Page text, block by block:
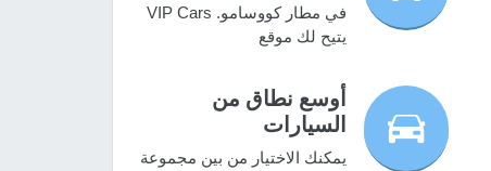
في مطار كووسامو. VIP Cars
يتيح لك موقع
أوسع نطاق من
السيارات
يمكنك الاختيار من بين مجموعة